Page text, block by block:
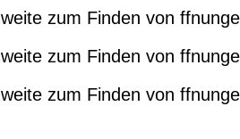
zum Finden von
zum Finden von
zum Finden von